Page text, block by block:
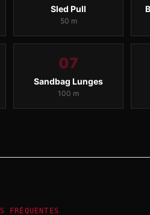
Sled Pull
50 m
07
Sandbag Lunges
100 m
FRÉQUENTES